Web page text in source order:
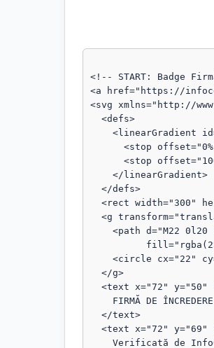
<!-- START: Badge
<a href="https://
<svg xmlns="http://